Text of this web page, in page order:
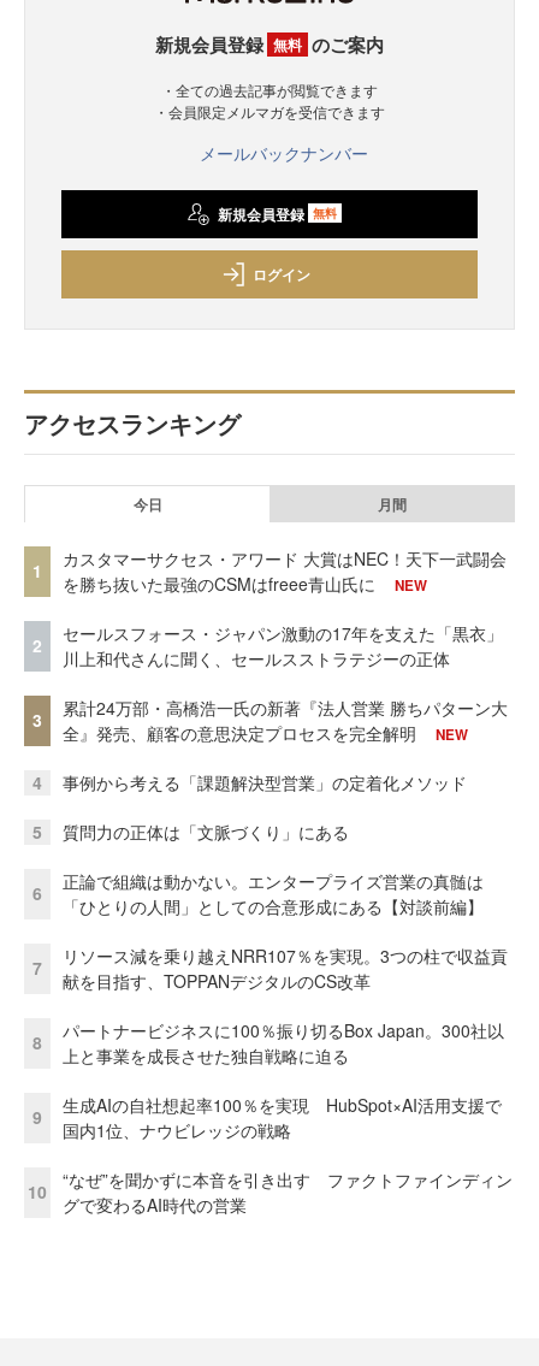
新規会員登録 無料 のご案内
・全ての過去記事が閲覧できます
・会員限定メルマガを受信できます
メールバックナンバー
新規会員登録 無料
ログイン
アクセスランキング
今日 月間
1
カスタマーサクセス・アワード 大賞はNEC！天下一武闘会
を勝ち抜いた最強のCSMはfreee青山氏に
NEW
2
セールスフォース・ジャパン激動の17年を支えた「黒衣」
川上和代さんに聞く、セールスストラテジーの正体
3
累計24万部・高橋浩一氏の新著『法人営業 勝ちパターン大
全』発売、顧客の意思決定プロセスを完全解明
NEW
4 事例から考える「課題解決型営業」の定着化メソッド
5 質問力の正体は「文脈づくり」にある
6
正論で組織は動かない。エンタープライズ営業の真髄は
「ひとりの人間」としての合意形成にある【対談前編】
7
リソース減を乗り越えNRR107％を実現。3つの柱で収益貢
献を目指す、TOPPANデジタルのCS改革
8
パートナービジネスに100％振り切るBox Japan。300社以
上と事業を成長させた独自戦略に迫る
9
生成AIの自社想起率100％を実現 HubSpot×AI活用支援で
国内1位、ナウビレッジの戦略
10
“なぜ”を聞かずに本音を引き出す ファクトファインディン
グで変わるAI時代の営業